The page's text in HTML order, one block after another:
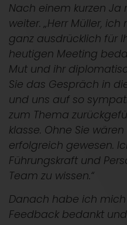
Nach einem kurzen Ja
weiter. „Herr Müller,
ganz ausdrücklich für
heutigen Meeting
Mut und ihr
Sie das Gespräch in
und uns auf so
zum Thema
klasse. Ohne Sie
erfolgreich gewesen.
Führungskraft und
Team zu wissen.“
Danach habe ich
Feedback bedankt